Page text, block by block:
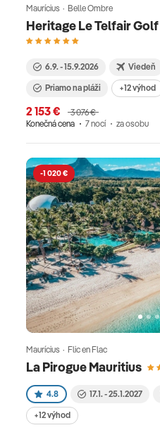
Heritage Le Telfair
Maurícius · Belle Ombre
6.9. - 15.9.2026 Viedeň
Priamo na pláži
+12 výhod
2 153 €
3 076 €
Konečná cena
7 nocí za osobu
-1 020 €
La Pirogue Mauritius
Maurícius · Flic en Flac
4.8 17.1. - 25.1.2027
+12 výhod